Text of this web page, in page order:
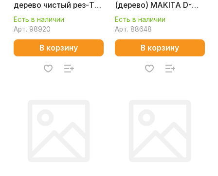
дерево чистый рез-Т
FELISATT 40029
Есть в наличии
Арт. 98920
В корзину
(дерево) MAKITA D-
38956
Есть в наличии
Арт. 88648
В корзину